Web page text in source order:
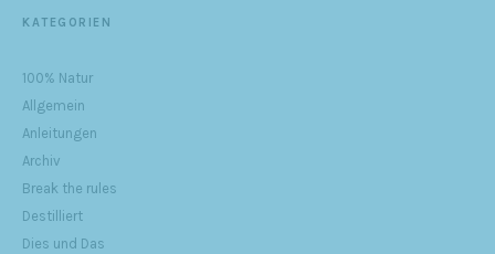
KATEGORIEN
100% Natur
Allgemein
Anleitungen
Archiv
Break the rules
Destilliert
Dies und Das